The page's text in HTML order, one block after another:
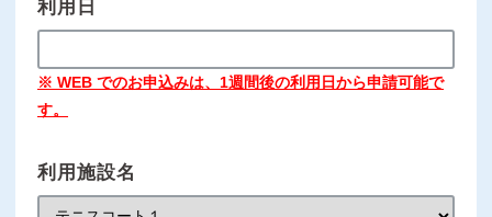
利用日
※ WEB でのお申込みは、1週間後の利用日から申請可能で
す。
利用施設名